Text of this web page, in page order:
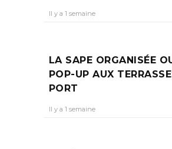
Il y a 1 semaine
LA SAPE ORGANISÉE
POP-UP AUX
PORT
Il y a 1 semaine